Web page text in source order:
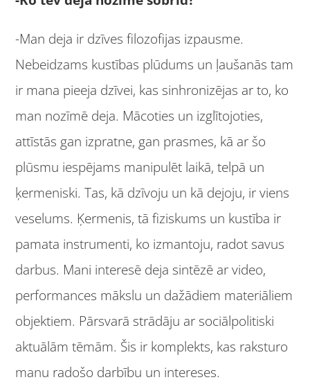
-Man deja ir dzīves filozofijas izpausme.
Nebeidzams kustības plūdums un ļaušanās tam
ir mana pieeja dzīvei, kas sinhronizējas ar to, ko
man nozīmē deja. Mācoties un izglītojoties,
attīstās gan izpratne, gan prasmes, kā ar šo
plūsmu iespējams manipulēt laikā, telpā un
ķermeniski. Tas, kā dzīvoju un kā dejoju, ir viens
veselums. Ķermenis, tā fiziskums un kustība ir
pamata instrumenti, ko izmantoju, radot savus
darbus. Mani interesē deja sintēzē ar video,
performances mākslu un dažādiem materiāliem
objektiem. Pārsvarā strādāju ar sociālpolitiski
aktuālām tēmām. Šis ir komplekts, kas raksturo
manu radošo darbību un intereses.